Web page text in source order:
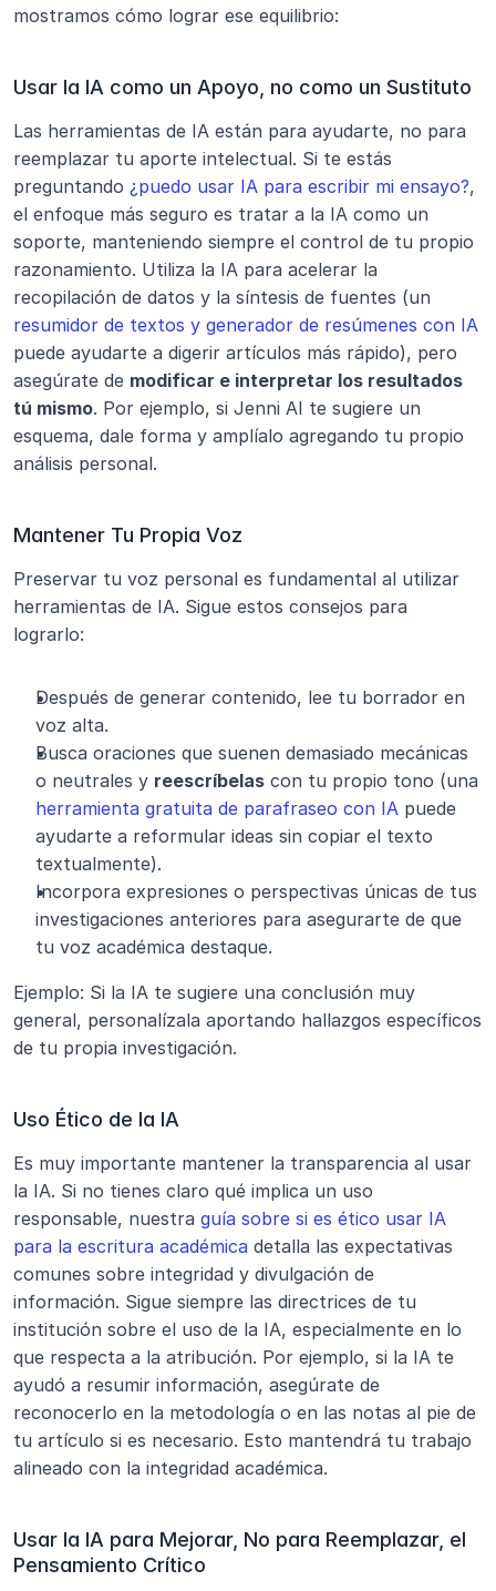
mostramos cómo lograr ese equilibrio:
Usar la IA como un Apoyo, no como un Sustituto
Las herramientas de IA están para ayudarte, no para
reemplazar tu aporte intelectual. Si te estás
preguntando ¿puedo usar IA para escribir mi ensayo?,
el enfoque más seguro es tratar a la IA como un
soporte, manteniendo siempre el control de tu propio
razonamiento. Utiliza la IA para acelerar la
resumidor de textos y generador de resúmenes con IA
puede ayudarte a digerir artículos más rápido), pero
asegúrate de modificar e interpretar los resultados
tú mismo. Por ejemplo, si Jenni AI te sugiere un
esquema, dale forma y amplíalo agregando tu propio
análisis personal.
Mantener Tu Propia Voz
Preservar tu voz personal es fundamental al utilizar
herramientas de IA. Sigue estos consejos para
lograrlo:
Después de generar contenido, lee tu borrador en
voz alta.
Busca oraciones que suenen demasiado mecánicas
o neutrales y reescríbelas
herramienta gratuita de parafraseo con IA puede
ayudarte a reformular ideas sin copiar el texto
textualmente).
Incorpora expresiones o perspectivas únicas de tus
investigaciones anteriores para asegurarte de que
tu voz académica destaque.
Ejemplo: Si la IA te sugiere una conclusión muy
general, personalízala aportando hallazgos específicos
de tu propia investigación.
Uso Ético de la IA
Es muy importante mantener la transparencia al usar
la IA. Si no tienes claro qué implica un uso
responsable, nuestra guía sobre si es ético usar IA
para la escritura académica detalla las expectativas
comunes sobre integridad y divulgación de
información. Sigue siempre las directrices de tu
institución sobre el uso de la IA, especialmente en lo
que respecta a la atribución. Por ejemplo, si la IA te
ayudó a resumir información, asegúrate de
reconocerlo en la metodología o en las notas al pie de
tu artículo si es necesario. Esto mantendrá tu trabajo
alineado con la integridad académica.
Usar la IA para Mejorar, No para Reemplazar, el
Pensamiento Crítico